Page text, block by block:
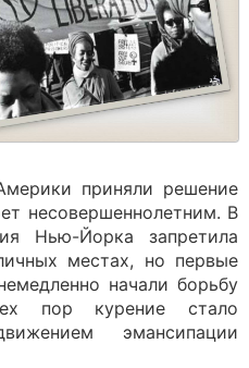
приняли решение
несовершеннолетним. В
Нью-Йорка запретила
местах, но первые
начали борьбу
пор курение стало
эмансипации